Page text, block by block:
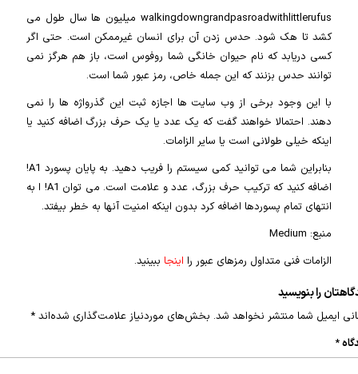
walkingdowngrandpasroadwithlittlerufus میلیون ها سال طول می
کشد تا هک شود. حدس زدن آن برای انسان غیرممکن است. حتی اگر
کسی دریابد که نام حیوان خانگی شما روفوس است، باز هم هرگز نمی
توانند حدس بزنند که این جمله خاص، رمز عبور شما است.
با این وجود برخی از وب سایت ها اجازه ثبت این گذرواژه ها را نمی
دهند. احتمالا خواهند گفت که یک عدد یا یک حرف بزرگ اضافه کنید یا
اینکه خیلی طولانی است یا سایر الزامات.
بنابراین شما می توانید کمی سیستم را فریب دهید. به پایان پسورد A1!
اضافه کنید که ترکیب حرف بزرگ، عدد و علامت است. می توان A1! ا به
انتهای تمام پسوردها اضافه کرد بدون اینکه امنیت آنها به خطر بیفتد.
منبع: Medium
الزامات فنی متداول رمزهای عبور را اینجا ببینید.
را بنویسید
ایمیل شما منتشر نخواهد شد. بخش‌های موردنیاز علامت‌گذاری شده‌اند *
*